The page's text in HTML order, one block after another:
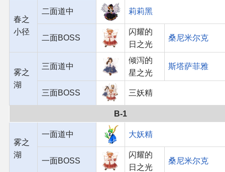
春之
小径
二面道中 莉莉黑
二面BOSS
闪耀的
日之光
桑尼米尔克
雾之
湖
三面道中
倾泻的
星之光
斯塔萨菲雅
三面BOSS 三妖精
B-1
雾之
湖
一面道中 大妖精
一面BOSS
闪耀的
日之光
桑尼米尔克